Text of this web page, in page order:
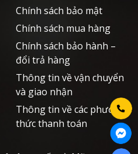
Chính sách bảo mật
Chính sách mua hàng
Chính sách bảo hành –
đổi trả hàng
Thông tin về vận chuyển
và giao nhận
Thông tin về các phương
thức thanh toán